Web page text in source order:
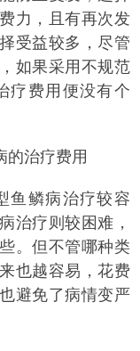
力，且有再次发
受益较多，尽管
如果采用不规范
疗费用便没有个
的治疗费用
鱼鳞病治疗较容
治疗则较困难，
。但不管哪种类
也越容易，花费
避免了病情变严